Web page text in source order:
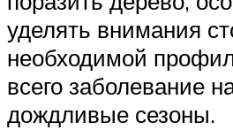
уделять внимания
необходимой
всего заболевание
дождливые сезоны.